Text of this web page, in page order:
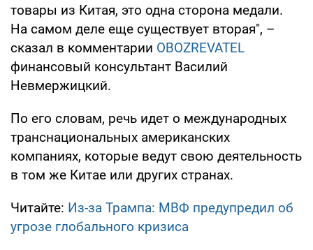
товары из Китая, это одна сторона медали.
На самом деле еще существует вторая", –
сказал в комментарии OBOZREVATEL
финансовый консультант Василий
Невмержицкий.
По его словам, речь идет о международных
транснациональных американских
компаниях, которые ведут свою деятельность
в том же Китае или других странах.
Читайте: Из-за Трампа: МВФ предупредил об
угрозе глобального кризиса